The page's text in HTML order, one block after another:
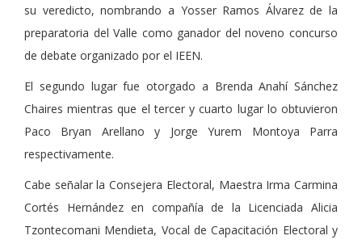
su veredicto, nombrando a Yosser Ramos Álvarez de la
preparatoria del Valle como ganador del noveno concurso
de debate organizado por el IEEN.
El segundo lugar fue otorgado a Brenda Anahí Sánchez
Chaires mientras que el tercer y cuarto lugar lo obtuvieron
Paco Bryan Arellano y Jorge Yurem Montoya Parra
respectivamente.
Cabe señalar la Consejera Electoral, Maestra Irma Carmina
Cortés Hernández en compañía de la Licenciada Alicia
Tzontecomani Mendieta, Vocal de Capacitación Electoral y